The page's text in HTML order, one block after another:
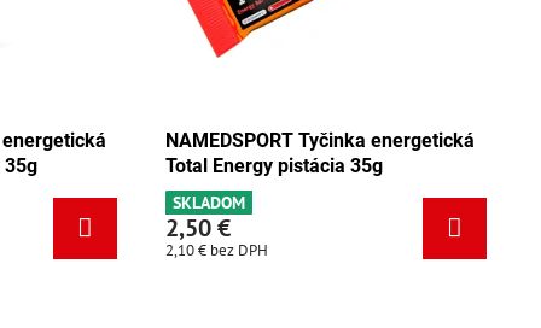
energetická
35g
NAMEDSPORT Tyčinka energetická
Total Energy pistácia 35g
SKLADOM
2,50 €
2,10 € bez DPH